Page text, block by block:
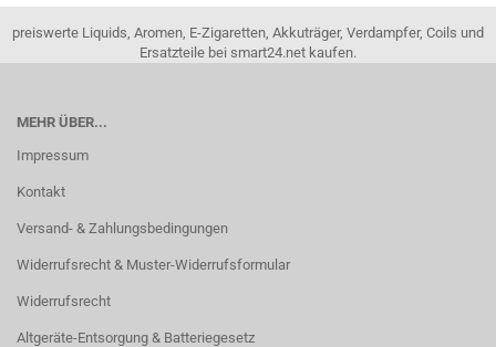
preiswerte Liquids, Aromen, E-Zigaretten, Akkuträger, Verdampfer, Coils und
Ersatzteile bei smart24.net kaufen.
MEHR ÜBER...
Impressum
Kontakt
Versand- & Zahlungsbedingungen
Widerrufsrecht & Muster-Widerrufsformular
Widerrufsrecht
Altgeräte-Entsorgung & Batteriegesetz